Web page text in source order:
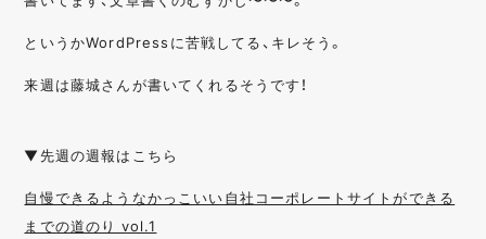
というかWordPressに苦戦してる、キレそう。
来週は藤城さんが書いてくれるそうです！
▼先週の週報はこちら
自慢できるようなかっこいい自社コーポレートサイトができる
までの道のり vol.1